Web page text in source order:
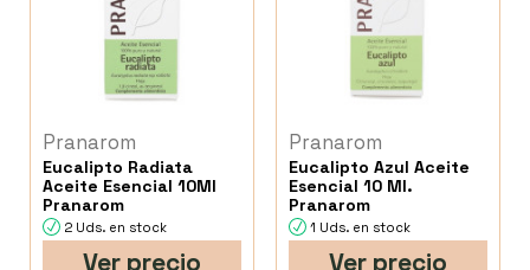
Pranarom
Eucalipto Radiata
Aceite Esencial 10Ml
Pranarom
2 Uds. en stock
Ver precio
Pranarom
Eucalipto Azul Aceite
Esencial 10 Ml.
Pranarom
1 Uds. en stock
Ver precio